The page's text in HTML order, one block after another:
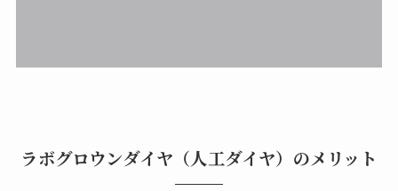
ラボグロウンダイヤ（人工ダイヤ）のメリット